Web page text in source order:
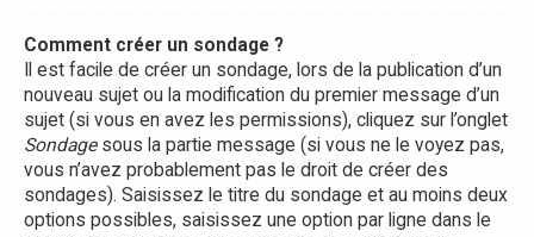
Comment créer un sondage ?
Il est facile de créer un sondage, lors de la publication d’un
nouveau sujet ou la modification du premier message d’un
sujet (si vous en avez les permissions), cliquez sur l’onglet
Sondagesous la partie message (si vous ne le voyez pas,
vous n’avez probablement pas le droit de créer des
sondages). Saisissez le titre du sondage et au moins deux
options possibles, saisissez une option par ligne dans le